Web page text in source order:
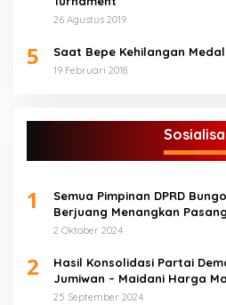
26 Agustus 2019
5 Saat Bepe Kehilangan
19 Februari 2018
1
Semua Pimpinan DPRD Bungo
Berjuang Menangkan
Maidani.
2 Oktober 2024
2
Hasil Konsolidasi Partai
Jumiwan – Maidani Harga
25 September 2024